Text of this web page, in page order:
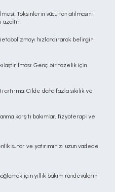
Toksinlerin vücuttan atılmasını
azaltır.
hızlandırarak belirgin
Genç bir tazelik için
Cilde daha fazla sıkılık ve
karşıtı bakımlar, fizyoterapi ve
sunar ve yatırımınızı uzun vadede
için yıllık bakım randevularını